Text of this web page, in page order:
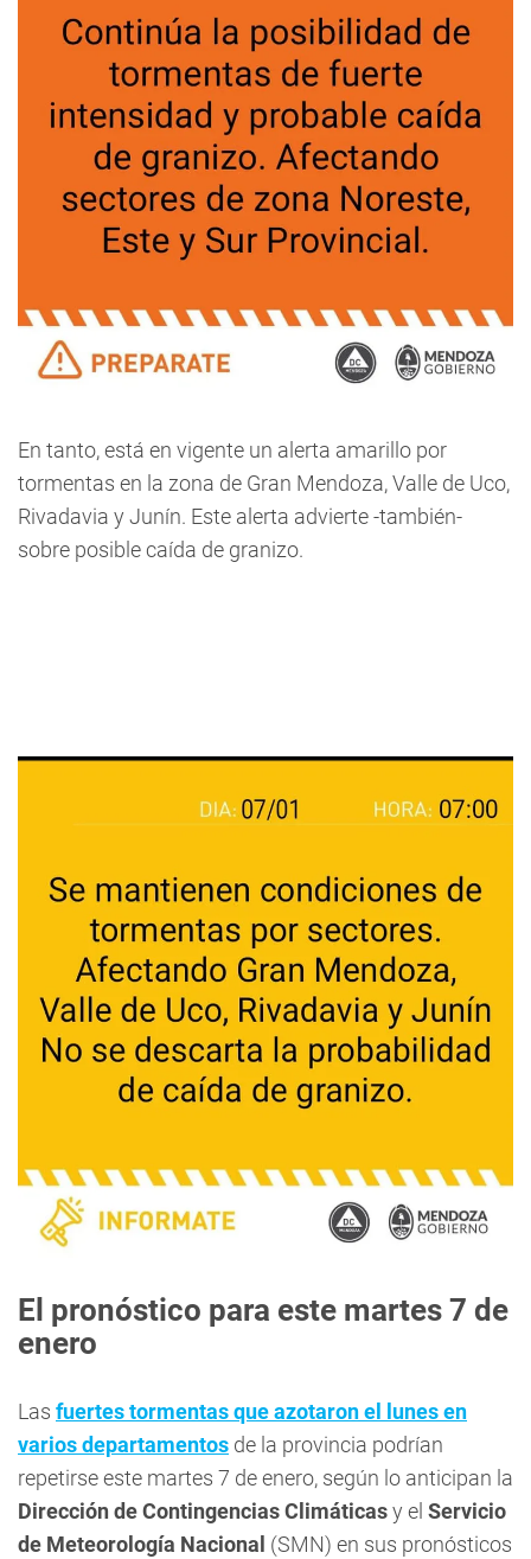
En tanto, está en vigente un alerta amarillo por
tormentas en la zona de Gran Mendoza, Valle de Uco,
Rivadavia y Junín. Este alerta advierte -también-
sobre posible caída de granizo.
El pronóstico para este martes 7 de
enero
Las fuertes tormentas que azotaron el lunes en
varios departamentos de la provincia podrían
repetirse este martes 7 de enero, según lo anticipan la
Dirección de Contingencias Climáticasy el Servicio
de Meteorología Nacional (SMN) en sus pronósticos